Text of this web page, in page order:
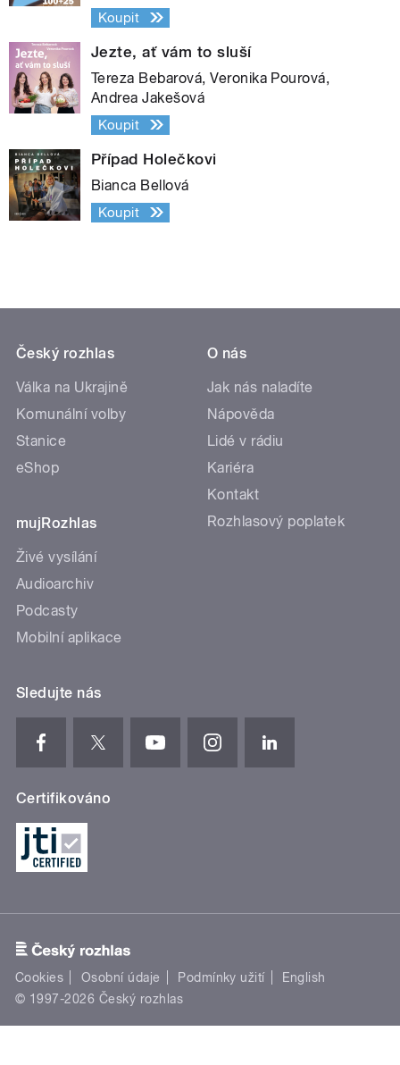
Koupit
Jezte, ať vám to sluší
Tereza Bebarová, Veronika Pourová,
Andrea Jakešová
Koupit
Případ Holečkovi
Bianca Bellová
Koupit
Český rozhlas
Válka na Ukrajině
Komunální volby
Stanice
eShop
mujRozhlas
Živé vysílání
Audioarchiv
Podcasty
Mobilní aplikace
O nás
Jak nás naladíte
Nápověda
Lidé v rádiu
Kariéra
Kontakt
Rozhlasový poplatek
Sledujte nás
Certifikováno
Cookies Osobní údaje Podmínky užití
English
© 1997-2026 Český rozhlas